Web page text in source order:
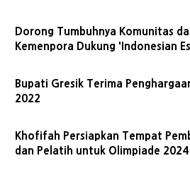
Dorong Tumbuhnya Komunitas
Kemenpora Dukung 'Indonesian
Bupati Gresik Terima
2022
Khofifah Persiapkan Tempat
dan Pelatih untuk Olimpiade 2024